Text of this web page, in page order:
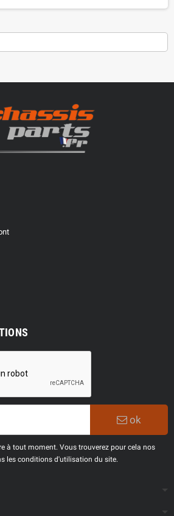
ok
à tout moment. Vous trouverez pour cela nos
les conditions d'utilisation du site.